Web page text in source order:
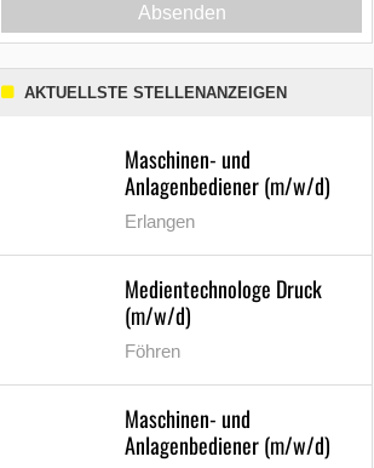
Absenden
AKTUELLSTE STELLENANZEIGEN
Maschinen- und
Anlagenbediener (m/w/d)
Erlangen
Medientechnologe Druck
(m/w/d)
Föhren
Maschinen- und
Anlagenbediener (m/w/d)